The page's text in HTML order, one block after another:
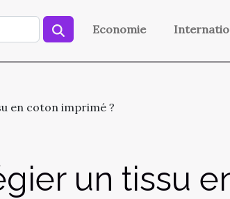
Economie
en coton imprimé ?
un tissu